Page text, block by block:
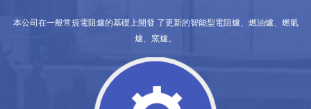
本公司在一般常規電阻爐的基礎上開發 了更新的智能型電阻爐、燃油爐、燃氣
爐、窯爐。